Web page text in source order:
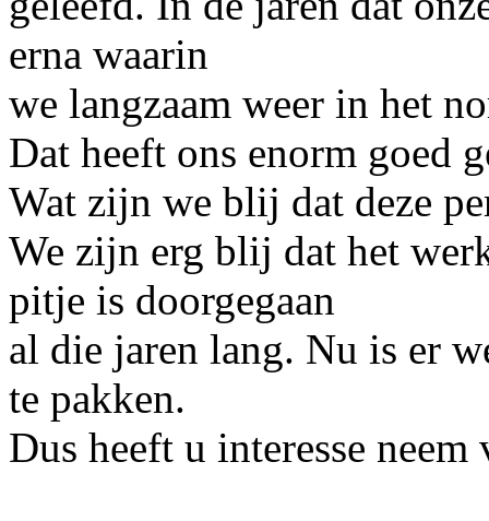
erna waarin
we langzaam weer in het
Dat heeft ons enorm goed
Wat zijn we blij dat deze
We zijn erg blij dat het
pitje is doorgegaan
al die jaren lang. Nu is er
te pakken.
Dus heeft u interesse